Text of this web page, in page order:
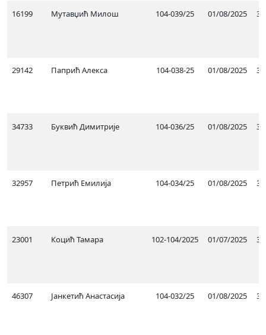
16199 Мутавџић Милош 104-039/25 01/08/2025
29142 Папрић Алекса 104-038-25 01/08/2025
34733 Буквић Димитрије 104-036/25 01/08/2025
32957 Петрић Емилија 104-034/25 01/08/2025
23001 Коцић Тамара 102-104/2025 01/07/2025
46307 Јанкетић Анастасија 104-032/25 01/08/2025